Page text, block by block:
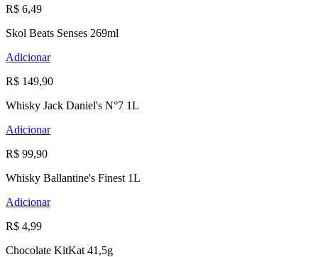
R$ 6,49
Skol Beats Senses 269ml
Adicionar
R$ 149,90
Whisky Jack Daniel's N°7 1L
Adicionar
R$ 99,90
Whisky Ballantine's Finest 1L
Adicionar
R$ 4,99
Chocolate KitKat 41,5g